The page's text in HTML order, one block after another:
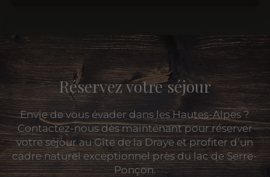
Réservez votre séjour
Envie de vous évader dans les Hautes-Alpes ?
Contactez-nous dès maintenant pour réserver
votre séjour au Gîte de la Draye et profiter d’un
cadre naturel exceptionnel près du lac de Serre-
Ponçon.